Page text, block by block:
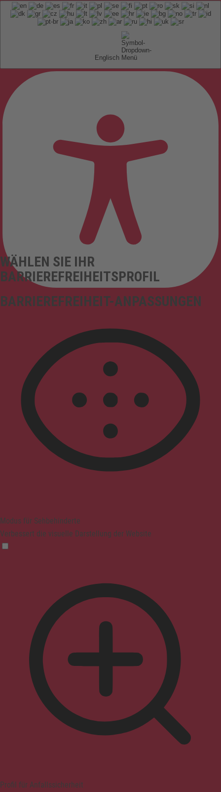
Englisch
BARRIEREFREIHEIT-ANPASSUNGEN
WÄHLEN SIE IHR
BARRIEREFREIHEITSPROFIL
Modus für Sehbehinderte
Verbessert die visuelle Darstellung der Website
Profil für Anfallssicherheit